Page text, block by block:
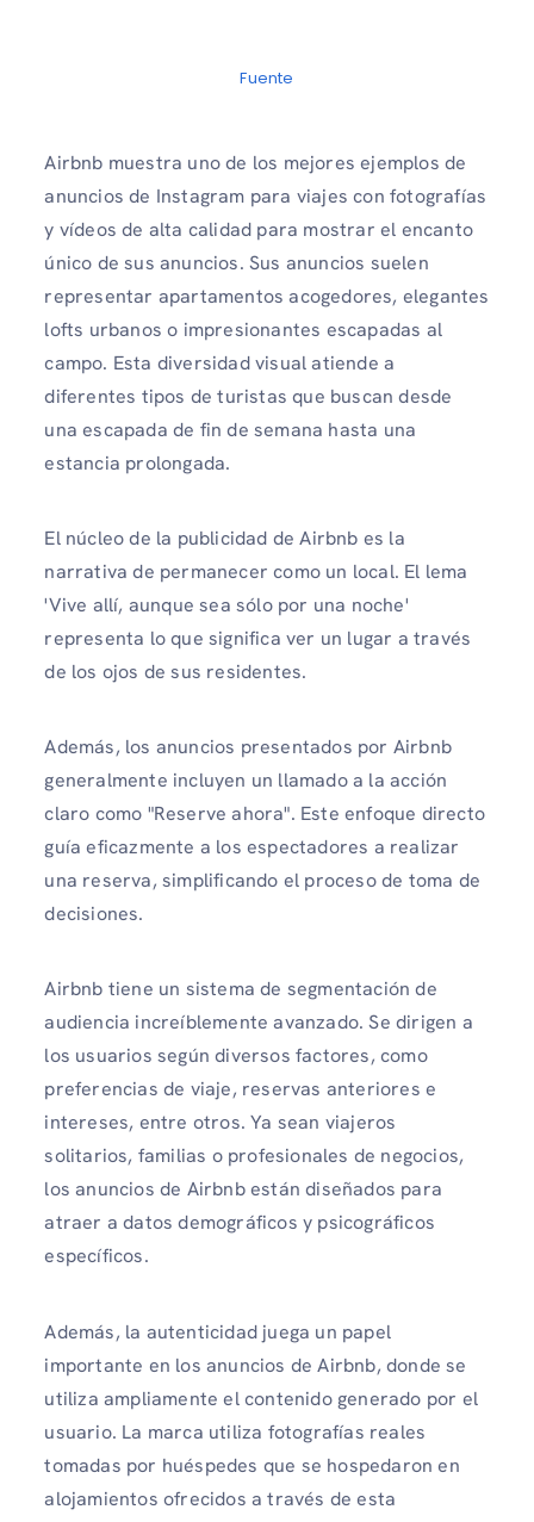
Fuente
Airbnb muestra uno de los mejores ejemplos de
anuncios de Instagram para viajes con fotografías
y vídeos de alta calidad para mostrar el encanto
único de sus anuncios. Sus anuncios suelen
representar apartamentos acogedores, elegantes
lofts urbanos o impresionantes escapadas al
campo. Esta diversidad visual atiende a
diferentes tipos de turistas que buscan desde
una escapada de fin de semana hasta una
estancia prolongada.
El núcleo de la publicidad de Airbnb es la
narrativa de permanecer como un local. El lema
'Vive allí, aunque sea sólo por una noche'
representa lo que significa ver un lugar a través
de los ojos de sus residentes.
Además, los anuncios presentados por Airbnb
generalmente incluyen un llamado a la acción
claro como "Reserve ahora". Este enfoque directo
guía eficazmente a los espectadores a realizar
una reserva, simplificando el proceso de toma de
decisiones.
Airbnb tiene un sistema de segmentación de
audiencia increíblemente avanzado. Se dirigen a
los usuarios según diversos factores, como
preferencias de viaje, reservas anteriores e
intereses, entre otros. Ya sean viajeros
solitarios, familias o profesionales de negocios,
los anuncios de Airbnb están diseñados para
atraer a datos demográficos y psicográficos
específicos.
Además, la autenticidad juega un papel
importante en los anuncios de Airbnb, donde se
utiliza ampliamente el contenido generado por el
usuario. La marca utiliza fotografías reales
tomadas por huéspedes que se hospedaron en
alojamientos ofrecidos a través de esta